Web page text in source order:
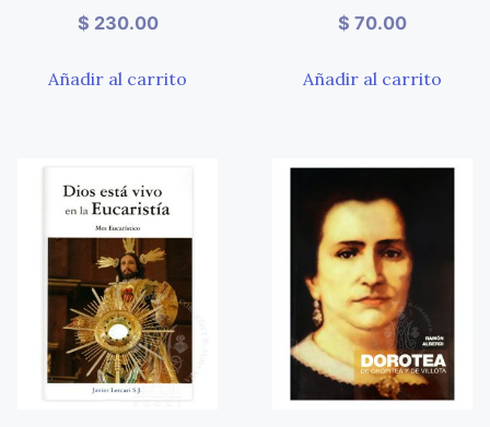
$ 230.00
Añadir al carrito
$ 70.00
Añadir al carrito